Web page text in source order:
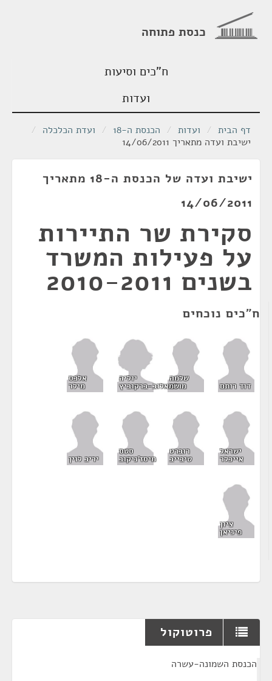
כנסת פתוחה
ח"כים וסיעות
ועדות
דף הבית / ועדות / הכנסת ה-18 / ועדת הכלכלה /
ישיבת ועדה מתאריך 14/06/2011
ישיבת ועדה של הכנסת ה-18 מתאריך
14/06/2011
סקירת שר התיירות
על פעילות המשרד
בשנים 2010-2011
ח"כים נוכחים
דוד רותם
שלמה
מולה
יוליה
שמאלוב-ברקוביץ
אלכס
מילר
ישראל
אייכלר
רוברט
טיבייב
סטס
מיסז'ניקוב יריב לוין
ציון
פיניאן
פרוטוקול
הכנסת השמונה-עשרה